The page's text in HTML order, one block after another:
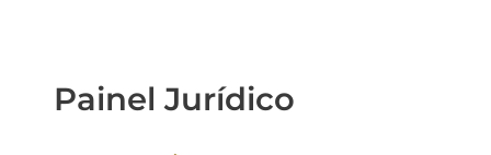
Painel Jurídico